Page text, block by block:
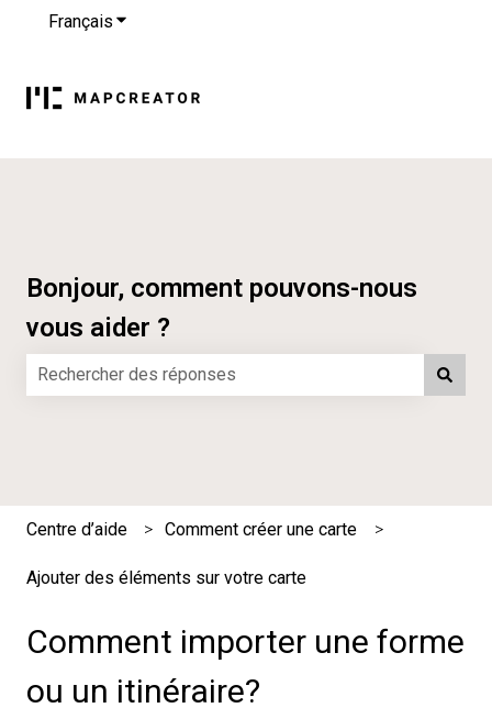
Français Afficher le sous-menu pour les traductions
Bonjour, comment pouvons-nous
vous aider ?
Centre d’aide Comment créer une carte
Ajouter des éléments sur votre carte
Comment importer une forme
ou un itinéraire?